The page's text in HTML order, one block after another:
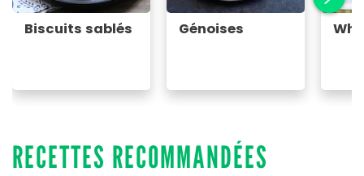
Biscuits sablés Génoises
RECETTES RECOMMANDÉES